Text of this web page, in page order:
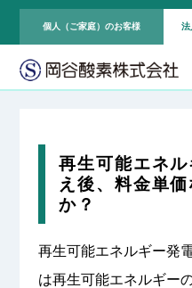
個人（ご家庭）のお客様 法
再生可能エネ
え後、料金単
か？
再生可能エネルギー発
は再生可能エネルギー